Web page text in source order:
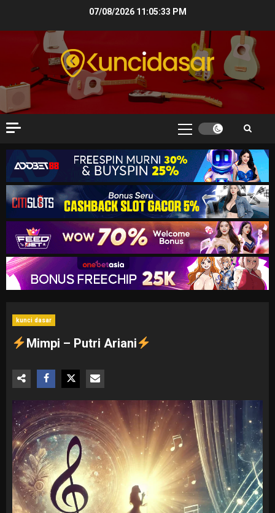
07/08/2026 11:05:34 PM
Primary
kunci dasar
Mimpi – Putri Ariani